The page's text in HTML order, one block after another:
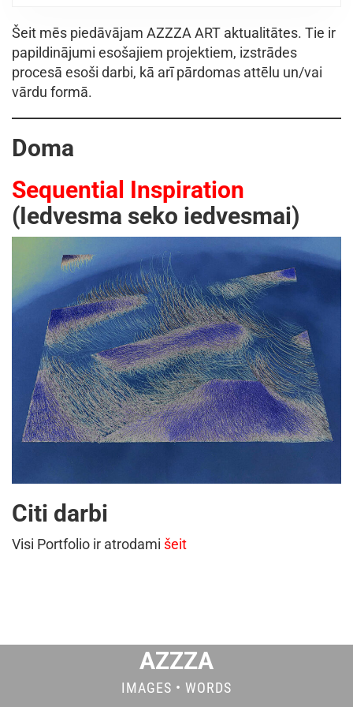
Šeit mēs piedāvājam AZZZA ART aktualitātes. Tie ir
papildinājumi esošajiem projektiem, izstrādes
procesā esoši darbi, kā arī pārdomas attēlu un/vai
vārdu formā.
Doma
Sequential Inspiration
(Iedvesma seko iedvesmai)
Citi darbi
Visi Portfolio ir atrodami šeit
AZZZA
IMAGES • WORDS